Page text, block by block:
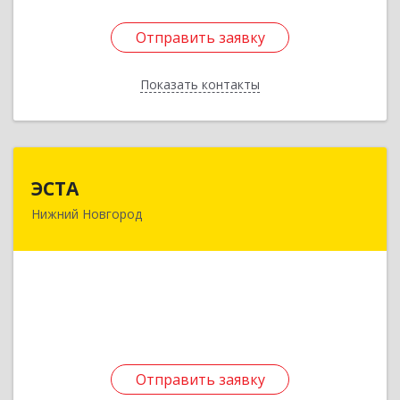
Отправить заявку
Показать контакты
Отправить заявку
Назад
ЭСТА
Нижний Новгород
Отправить заявку
603033, Нижегородская обл, Нижний Новгород
Отправить заявку